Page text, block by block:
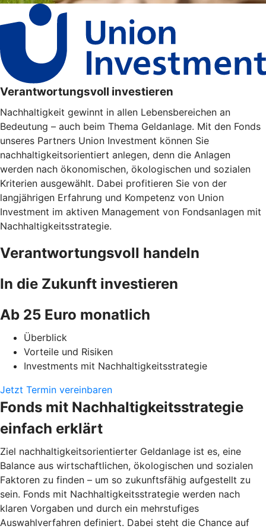
Verantwortungsvoll investieren
Nachhaltigkeit gewinnt in allen Lebensbereichen an
Bedeutung – auch beim Thema Geldanlage. Mit den Fonds
unseres Partners Union Investment können Sie
nachhaltigkeitsorientiert anlegen, denn die Anlagen
werden nach ökonomischen, ökologischen und sozialen
Kriterien ausgewählt. Dabei profitieren Sie von der
langjährigen Erfahrung und Kompetenz von Union
Investment im aktiven Management von Fondsanlagen mit
Nachhaltigkeitsstrategie.
Verantwortungsvoll handeln
In die Zukunft investieren
Ab 25 Euro monatlich
Überblick
Vorteile und Risiken
Investments mit Nachhaltigkeitsstrategie
Jetzt Termin vereinbaren
Fonds mit Nachhaltigkeitsstrategie
einfach erklärt
Ziel nachhaltigkeitsorientierter Geldanlage ist es, eine
Balance aus wirtschaftlichen, ökologischen und sozialen
Faktoren zu finden – um so zukunftsfähig aufgestellt zu
sein. Fonds mit Nachhaltigkeitsstrategie werden nach
klaren Vorgaben und durch ein mehrstufiges
Auswahlverfahren definiert. Dabei steht die Chance auf